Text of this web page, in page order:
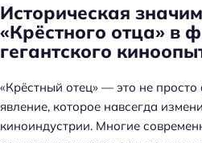
Историческая
«Крёстного отца» в
гегантского
«Крёстный отец» — это не
явление, которое навсегда
киноиндустрии. Многие